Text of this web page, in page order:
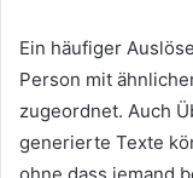
Ein häufiger
Person mit
zugeordnet. Auch
generierte Texte